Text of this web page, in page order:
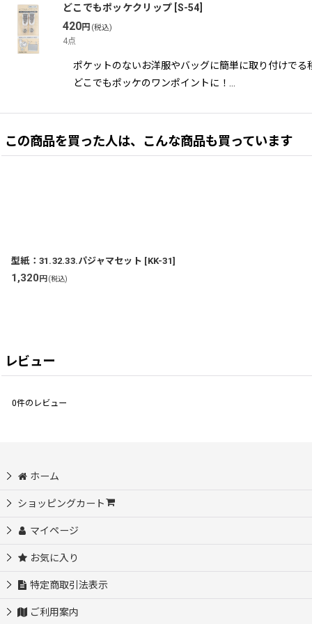
どこでもポッケクリップ S-54
420円 (税込)
4点
ポケットのないお洋服やバッグに簡単に取り付けで
どこでもポッケのワンポイントに！…
この商品を買った人は、こんな商品も買っています
型紙：31.32.33.パジャマセット [KK-31]
1,320円(税込)
レビュー
0件のレビュー
ホーム
ショッピングカート
マイページ
お気に入り
特定商取引法表示
ご利用案内